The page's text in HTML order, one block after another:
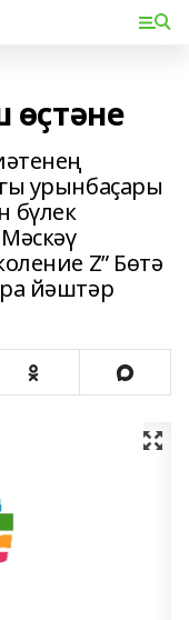
урынбаҫары
бүлек
Z” Бөтә
йәштәр